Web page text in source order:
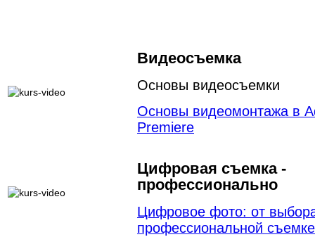
Видеосъемка
Основы видеосъемки
Основы видеомонтажа в
Premiere
Цифровая съемка -
профессионально
Цифровое фото: от
профессиональной съемке